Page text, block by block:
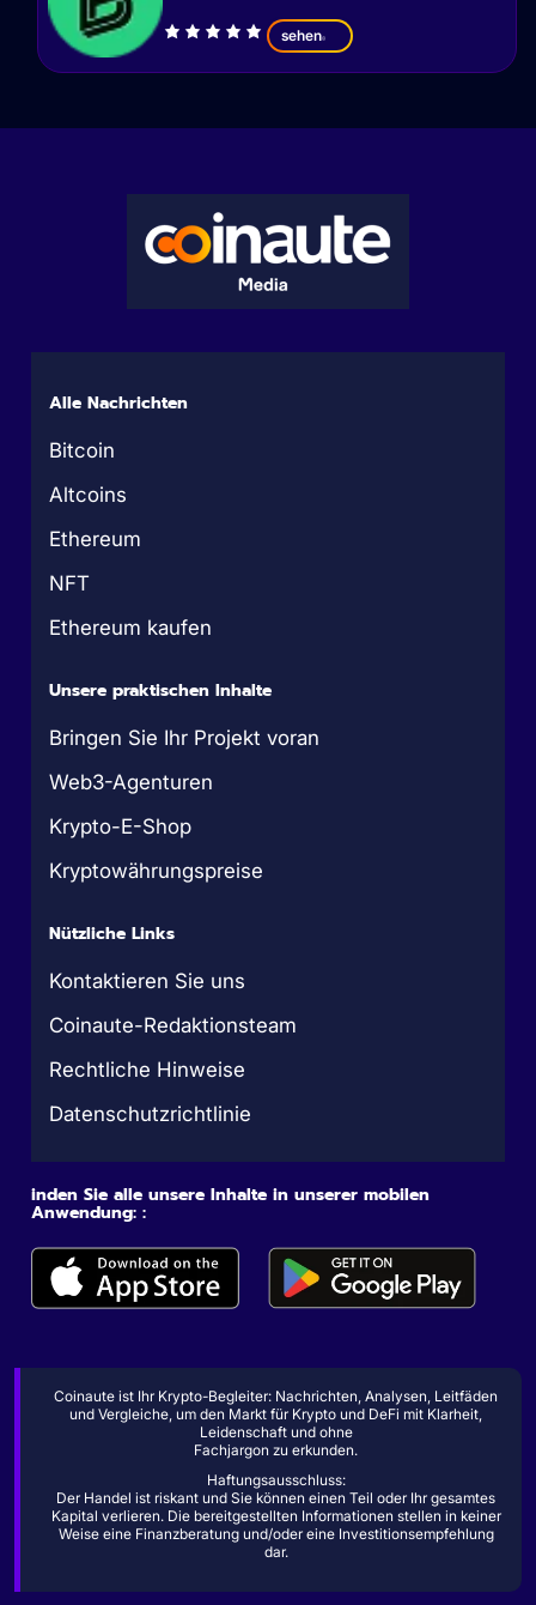
sehen
Alle Nachrichten
Bitcoin
Altcoins
Ethereum
NFT
Ethereum kaufen
Unsere praktischen Inhalte
Bringen Sie Ihr Projekt voran
Web3-Agenturen
Krypto-E-Shop
Kryptowährungspreise
Nützliche Links
Kontaktieren Sie uns
Coinaute-Redaktionsteam
Rechtliche Hinweise
Datenschutzrichtlinie
inden Sie alle unsere Inhalte in unserer mobilen
Anwendung: :
Coinaute ist Ihr Krypto-Begleiter: Nachrichten, Analysen, Leitfäden
und Vergleiche, um den Markt für Krypto und DeFi mit Klarheit,
Leidenschaft und ohne
Fachjargon zu erkunden.
Haftungsausschluss:
Der Handel ist riskant und Sie können einen Teil oder Ihr gesamtes
Kapital verlieren. Die bereitgestellten Informationen stellen in keiner
Weise eine Finanzberatung und/oder eine Investitionsempfehlung
dar.